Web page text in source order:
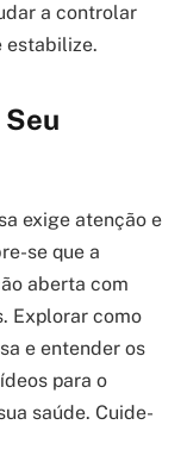
a controlar
estabilize.
exige atenção e
se que a
aberta com
Explorar como
e entender os
para o
saúde. Cuide-